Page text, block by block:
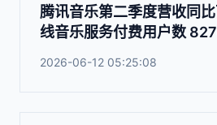
腾讯音乐第二季度营收同
线音乐服务付费用户数
2026-06-12 05:25:08